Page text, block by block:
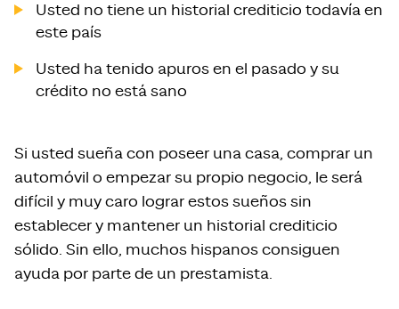
Usted no tiene un historial crediticio todavía en
este país
Usted ha tenido apuros en el pasado y su
crédito no está sano
Si usted sueña con poseer una casa, comprar un
automóvil o empezar su propio negocio, le será
difícil y muy caro lograr estos sueños sin
establecer y mantener un historial crediticio
sólido. Sin ello, muchos hispanos consiguen
ayuda por parte de un prestamista.